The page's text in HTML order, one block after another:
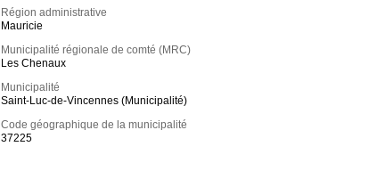
Région administrative
Mauricie
Municipalité régionale de comté (MRC)
Les Chenaux
Municipalité
Saint-Luc-de-Vincennes (Municipalité)
Code géographique de la municipalité
37225